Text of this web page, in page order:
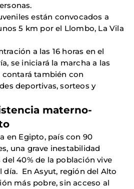
están convocados a
5 km por el Llombo, La Vila
a las 16 horas en el
se iniciará la marcha a las
contará también con
deportivas, sorteos y
materno-
en Egipto, país con 90
una grave inestabilidad
40% de la población vive
día. En Asyut, región del Alto
más pobre, sin acceso al